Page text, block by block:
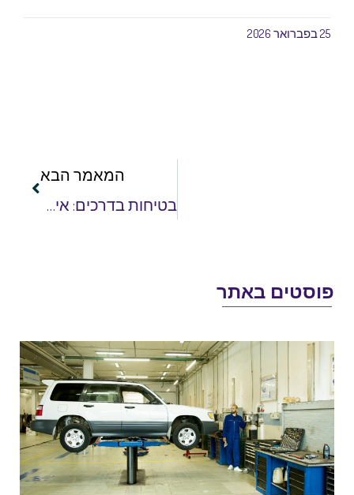
המאמר הבא
בטיחות בדרכים: איך הרדיו עוזר לריכוז במהלך הנהיגה?
באתר